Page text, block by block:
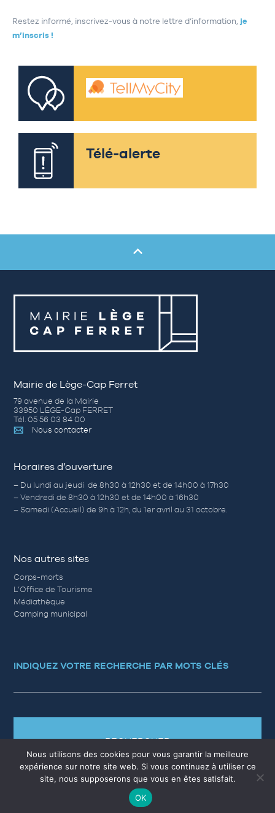
Restez informé, inscrivez-vous à notre lettre d’information, je
m’inscris !
Télé-alerte
Mairie de Lège-Cap Ferret
79 avenue de la Mairie
33950 LÈGE-Cap FERRET
Tél. 05 56 03 84 00
Nous contacter
Horaires d’ouverture
– Du lundi au jeudi de 8h30 à 12h30 et de 14h00 à 17h30
– Vendredi de 8h30 à 12h30 et de 14h00 à 16h30
– Samedi (Accueil) de 9h à 12h, du 1er avril au 31 octobre.
Nos autres sites
Corps-morts
L’Office de Tourisme
Médiathèque
Camping municipal
INDIQUEZ VOTRE RECHERCHE PAR MOTS CLÉS
RECHERCHER
QUESTIONS RÉPONSES
MENTIONS LÉGALES
Nous utilisons des cookies pour vous garantir la meilleure
expérience sur notre site web. Si vous continuez à utiliser ce
site, nous supposerons que vous en êtes satisfait.
OK